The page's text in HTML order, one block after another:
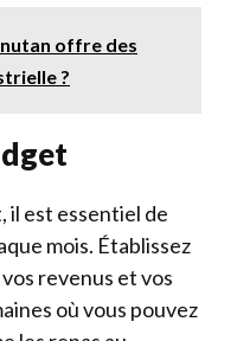
offre des
?
il est essentiel de
mois. Établissez
revenus et vos
où vous pouvez